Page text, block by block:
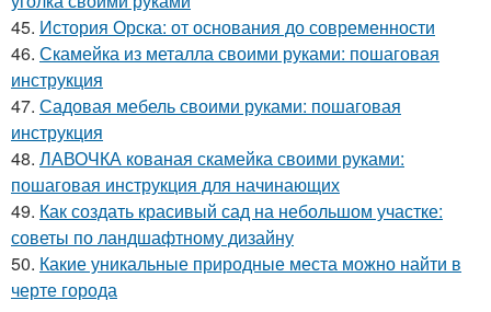
45. История Орска: от основания до современности
46. Скамейка из металла своими руками: пошаговая
инструкция
47. Садовая мебель своими руками: пошаговая
инструкция
48. ЛАВОЧКА кованая скамейка своими руками:
пошаговая инструкция для начинающих
49. Как создать красивый сад на небольшом участке:
советы по ландшафтному дизайну
50. Какие уникальные природные места можно найти в
черте города